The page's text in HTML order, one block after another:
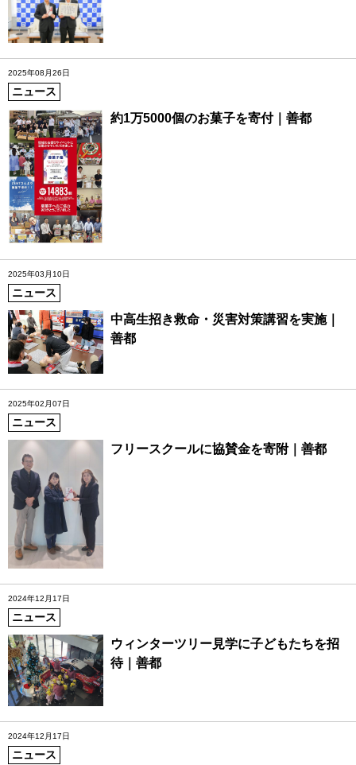
2025年08月26日
ニュース
約1万5000個のお菓子を寄付｜善都
2025年03月10日
ニュース
中高生招き救命・災害対策講習を実施｜
善都
2025年02月07日
ニュース
フリースクールに協賛金を寄附｜善都
2024年12月17日
ニュース
ウィンターツリー見学に子どもたちを招
待｜善都
2024年12月17日
ニュース